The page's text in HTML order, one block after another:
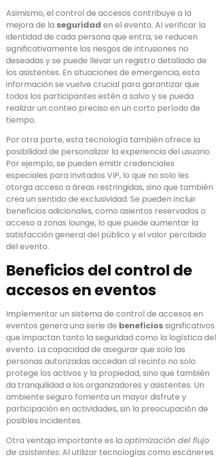
Asimismo, el control de accesos contribuye a la
mejora de la seguridad en el evento. Al verificar la
identidad de cada persona que entra, se reducen
significativamente los riesgos de intrusiones no
deseadas y se puede llevar un registro detallado de
los asistentes. En situaciones de emergencia, esta
información se vuelve crucial para garantizar que
todos los participantes estén a salvo y se pueda
realizar un conteo preciso en un corto período de
tiempo.
Por otra parte, esta tecnología también ofrece la
posibilidad de personalizar la experiencia del usuario.
Por ejemplo, se pueden emitir credenciales
especiales para invitados VIP, lo que no solo les
otorga acceso a áreas restringidas, sino que también
crea un sentido de exclusividad. Se pueden incluir
beneficios adicionales, como asientos reservados o
acceso a zonas lounge, lo que puede aumentar la
satisfacción general del público y el valor percibido
del evento.
Beneficios del control de
accesos en eventos
Implementar un sistema de control de accesos en
eventos genera una serie de beneficiossignificativos
que impactan tanto la seguridad como la logística del
evento. La capacidad de asegurar que solo las
personas autorizadas accedan al recinto no solo
protege los activos y la propiedad, sino que también
da tranquilidad a los organizadores y asistentes. Un
ambiente seguro fomenta un mayor disfrute y
participación en actividades, sin la preocupación de
posibles incidentes.
Otra ventaja importante es la optimización del flujo
de asistentes. Al utilizar tecnologías como escáneres